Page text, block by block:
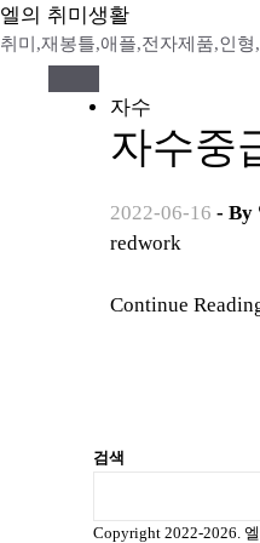
Skip
to
엘의 취미생활
취미,재봉틀,애플,전자제품,인
자수
자수중
2022-06-16 - By
redwork
Continue
검색
Copyright 2022-2026.